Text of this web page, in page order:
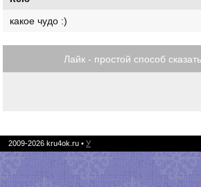
какое чудо :)
Лайк - простой способ
2009-2026 kru4ok.ru • У